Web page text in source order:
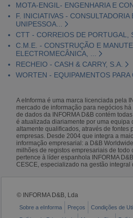
MOTA-ENGIL- ENGENHARIA E
F. INICIATIVAS - CONSULTADORIA
UNIPESSOA...
CTT - CORREIOS DE PORTUGAL,
C.M.E. - CONSTRUÇÃO E
ELECTROMECÂNICA, ...
RECHEIO - CASH & CARRY, S.A.
WORTEN - EQUIPAMENTOS PARA
A eInforma é uma marca licenciada pela
mercado de informação para negócios há
de dados da INFORMA D&B contém
é atualizada diariamente por uma equipa
altamente qualificados, através de fontes
empresas. Desde 2004 que integra a
informação empresarial: a D&B
milhões de registos empresariais de todo
pertence à líder espanhola INFORMA
CESCE, especializado na gestão integral
© INFORMA D&B, Lda
Sobre a eInforma Preços Condições de